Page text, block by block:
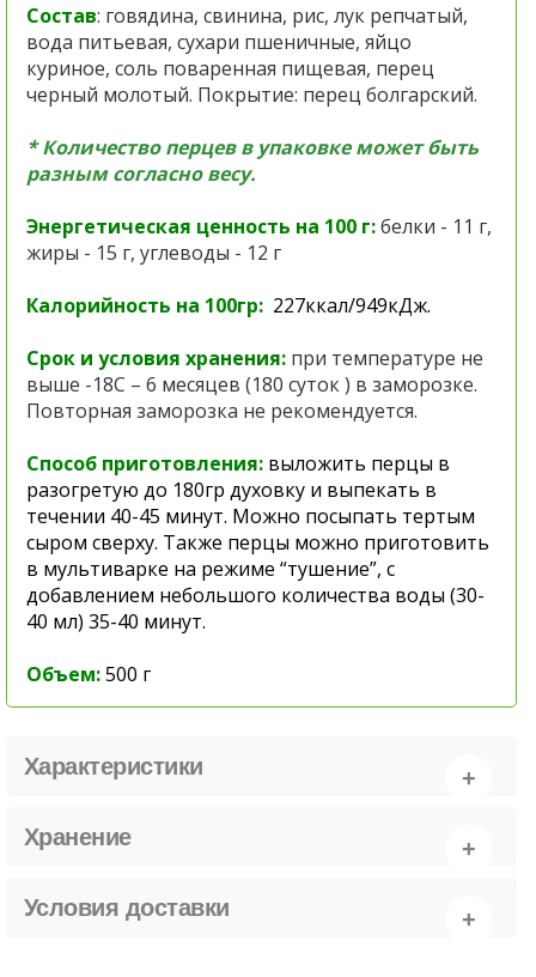
Состав: говядина, свинина, рис, лук репчатый,
вода питьевая, сухари пшеничные, яйцо
куриное, соль поваренная пищевая, перец
черный молотый. Покрытие: перец болгарский.
* Количество перцев в упаковке может быть
разным согласно весу.
Энергетическая ценность на 100 г:белки - 11 г,
жиры - 15 г, углеводы - 12 г
Калорийность на 100гр: 227ккал/949кДж.
Срок и условия хранения: при температуре не
выше -18С – 6 месяцев (180 суток ) в заморозке.
Повторная заморозка не рекомендуется.
Способ приготовления: выложить перцы в
разогретую до 180гр духовку и выпекать в
течении 40-45 минут. Можно посыпать тертым
сыром сверху. Также перцы можно приготовить
в мультиварке на режиме “тушение”, с
добавлением небольшого количества воды (30-
40 мл) 35-40 минут.
Объем:500 г
Характеристики
Хранение
Условия доставки